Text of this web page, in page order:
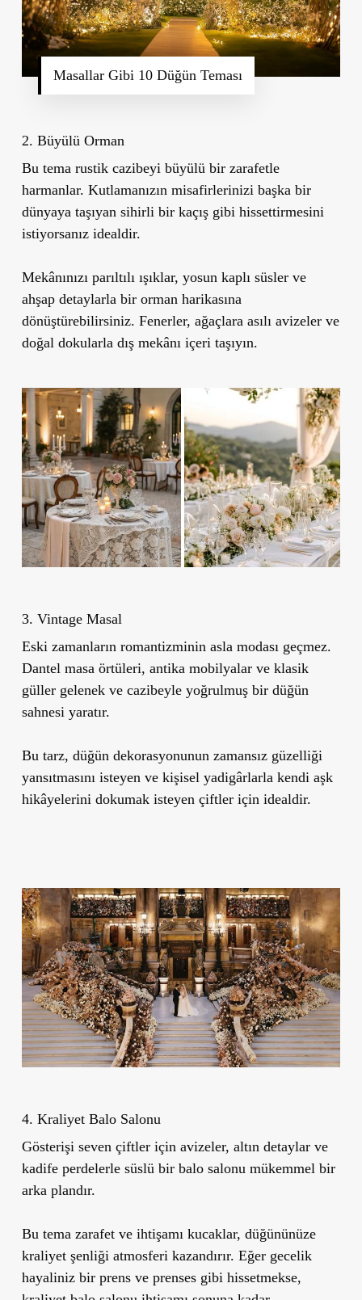
Masallar Gibi 10 Düğün Teması
2. Büyülü Orman
Bu tema rustik cazibeyi büyülü bir zarafetle
harmanlar. Kutlamanızın misafirlerinizi başka bir
dünyaya taşıyan sihirli bir kaçış gibi hissettirmesini
istiyorsanız idealdir.
Mekânınızı parıltılı ışıklar, yosun kaplı süsler ve
ahşap detaylarla bir orman harikasına
dönüştürebilirsiniz. Fenerler, ağaçlara asılı avizeler ve
doğal dokularla dış mekânı içeri taşıyın.
3. Vintage Masal
Eski zamanların romantizminin asla modası geçmez.
Dantel masa örtüleri, antika mobilyalar ve klasik
güller gelenek ve cazibeyle yoğrulmuş bir düğün
sahnesi yaratır.
Bu tarz, düğün dekorasyonunun zamansız güzelliği
yansıtmasını isteyen ve kişisel yadigârlarla kendi aşk
hikâyelerini dokumak isteyen çiftler için idealdir.
4. Kraliyet Balo Salonu
Gösterişi seven çiftler için avizeler, altın detaylar ve
kadife perdelerle süslü bir balo salonu mükemmel bir
arka plandır.
Bu tema zarafet ve ihtişamı kucaklar, düğününüze
kraliyet şenliği atmosferi kazandırır. Eğer gecelik
hayaliniz bir prens ve prenses gibi hissetmekse,